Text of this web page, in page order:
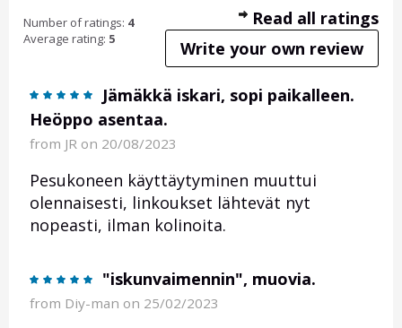
Number of ratings: 4
Average rating: 5
Read all ratings
Write your own review
Jämäkkä iskari, sopi paikalleen.
Heöppo asentaa.
from JR on 20/08/2023
Pesukoneen käyttäytyminen muuttui
olennaisesti, linkoukset lähtevät nyt
nopeasti, ilman kolinoita.
"iskunvaimennin", muovia.
from Diy-man on 25/02/2023